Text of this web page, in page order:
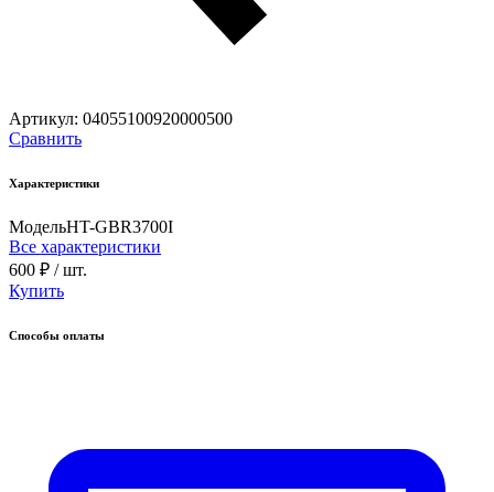
Артикул: 04055100920000500
Сравнить
Характеристики
МодельHT-GBR3700I
Все характеристики
600 ₽ / шт.
Купить
Способы оплаты